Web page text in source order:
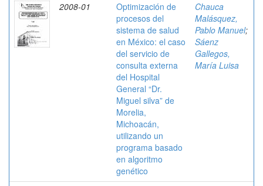
2008-01
Optimización de
procesos del
sistema de salud
en México: el caso
del servicio de
consulta externa
del Hospital
General “Dr.
Miguel silva” de
Morelia,
Michoacán,
utilizando un
programa basado
en algoritmo
genético
Chauca
Malásquez,
Pablo Manuel;
Sáenz
Gallegos,
María Luisa